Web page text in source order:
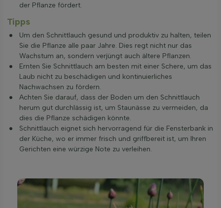
der Pflanze fördert.
Tipps
Um den Schnittlauch gesund und produktiv zu halten, teilen
Sie die Pflanze alle paar Jahre. Dies regt nicht nur das
Wachstum an, sondern verjüngt auch ältere Pflanzen.
Ernten Sie Schnittlauch am besten mit einer Schere, um das
Laub nicht zu beschädigen und kontinuierliches
Nachwachsen zu fördern.
Achten Sie darauf, dass der Boden um den Schnittlauch
herum gut durchlässig ist, um Staunässe zu vermeiden, da
dies die Pflanze schädigen könnte.
Schnittlauch eignet sich hervorragend für die Fensterbank in
der Küche, wo er immer frisch und griffbereit ist, um Ihren
Gerichten eine würzige Note zu verleihen.